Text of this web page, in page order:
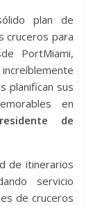
plan de
cruceros para
PortMiami,
planifican sus
en
de
de itinerarios
servicio
de cruceros